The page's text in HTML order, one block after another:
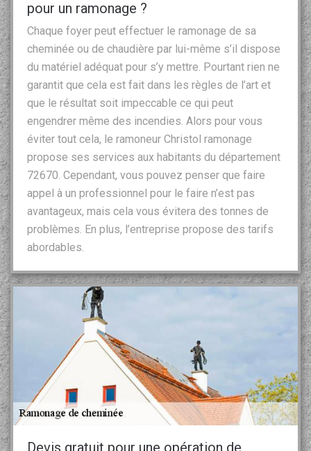
pour un ramonage ?
Chaque foyer peut effectuer le ramonage de sa
cheminée ou de chaudière par lui-même s’il dispose
du matériel adéquat pour s’y mettre. Pourtant rien ne
garantit que cela est fait dans les règles de l’art et
que le résultat soit impeccable ce qui peut
engendrer même des incendies. Alors pour vous
éviter tout cela, le ramoneur Christol ramonage
propose ses services aux habitants du département
72670. Cependant, vous pouvez penser que faire
appel à un professionnel pour le faire n’est pas
avantageux, mais cela vous évitera des tonnes de
problèmes. En plus, l’entreprise propose des tarifs
abordables.
Devis gratuit pour une opération de